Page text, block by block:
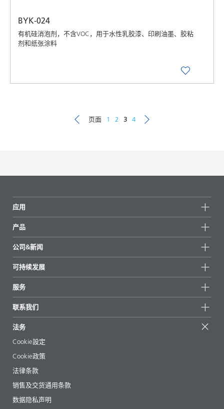
BYK-024
有机硅消泡剂，不含VOC，用于水性乳胶漆、印刷油墨、胶粘
剂和纸张涂料
页面 1 2 3 4
应用
产品
所有产品
重点推荐
公司&新闻
新闻
新闻和媒体
地区和分销商
展会和活动
可持续发展
可持续产品
成功案例
EcoVadis
认证
服务
起始配方
文章
电子书
法规事务
助剂指南 App
视频
下载
联系我们
法务
Cookie設定
Cookie政策
法律条款
销售及交货通用条款
数据隐私声明